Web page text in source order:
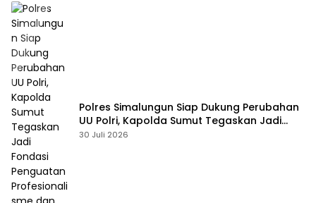
Polres Simalungun Siap Dukung Perubahan
UU Polri, Kapolda Sumut Tegaskan Jadi
Fondasi Penguatan Profesionalisme dan
30 Juli 2026